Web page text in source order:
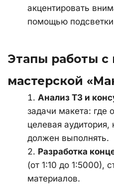
акцентировать
помощью подсветки
Этапы работы с
мастерской
Анализ ТЗ и
задачи макета: где
целевая аудитория,
должен выполнять.
Разработка
(от 1:10 до 1:5000),
материалов.